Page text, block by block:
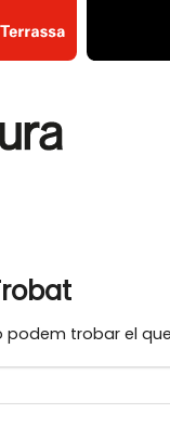
podem trobar el